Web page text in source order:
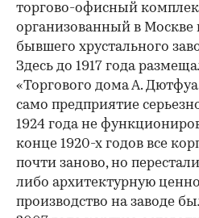
торгово-офисный
организованный в Москве
бывшего хрустального
Здесь до 1917 года
«Торгового дома А.
само предприятие
1924 года не
конце 1920-х годов все
почти заново, но
либо архитектурную
производство на заводе